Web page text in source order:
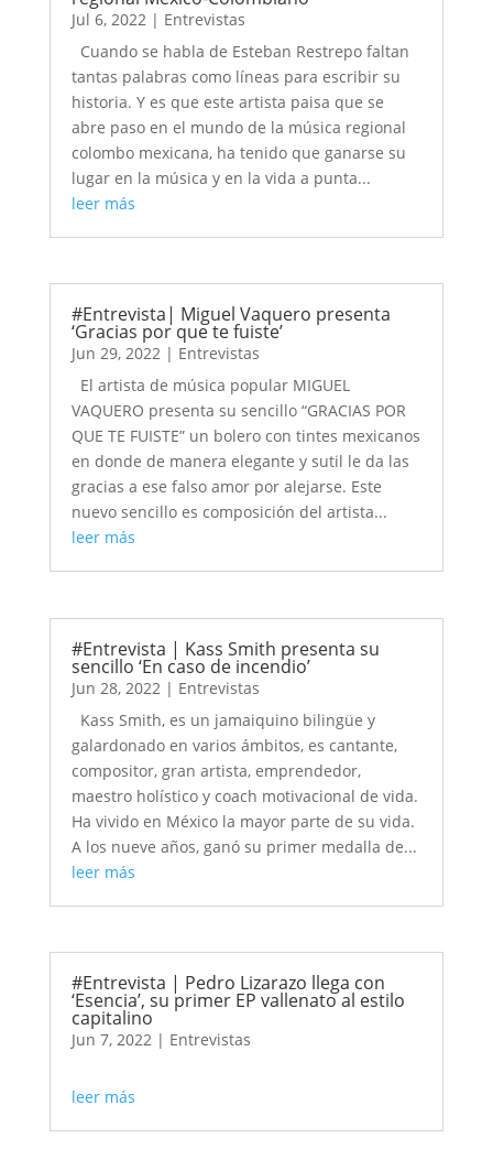
Jul 6, 2022| Entrevistas
Cuando se habla de Esteban Restrepo faltan
tantas palabras como líneas para escribir su
historia. Y es que este artista paisa que se
abre paso en el mundo de la música regional
colombo mexicana, ha tenido que ganarse su
lugar en la música y en la vida a punta...
leer más
#Entrevista| Miguel Vaquero presenta
‘Gracias por que te fuiste’
Jun 29, 2022| Entrevistas
El artista de música popular MIGUEL
VAQUERO presenta su sencillo “GRACIAS POR
QUE TE FUISTE” un bolero con tintes mexicanos
en donde de manera elegante y sutil le da las
gracias a ese falso amor por alejarse. Este
nuevo sencillo es composición del artista...
leer más
#Entrevista | Kass Smith presenta su
sencillo ‘En caso de incendio’
Jun 28, 2022 | Entrevistas
Kass Smith, es un jamaiquino bilingüe y
galardonado en varios ámbitos, es cantante,
compositor, gran artista, emprendedor,
maestro holístico y coach motivacional de vida.
Ha vivido en México la mayor parte de su vida.
A los nueve años, ganó su primer medalla de...
leer más
#Entrevista | Pedro Lizarazo llega con
‘Esencia’, su primer EP vallenato al estilo
capitalino
Jun 7, 2022 | Entrevistas
leer más